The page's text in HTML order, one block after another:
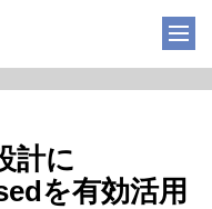
計に
を有効活用